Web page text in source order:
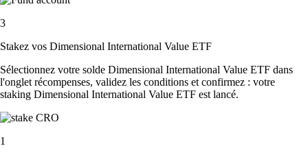
3
Stakez vos Dimensional International Value ETF
Sélectionnez votre solde Dimensional International Value ETF dans
l'onglet récompenses, validez les conditions et confirmez : votre
staking Dimensional International Value ETF est lancé.
1